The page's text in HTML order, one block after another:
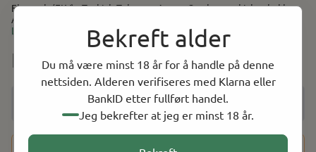
Bekreft alder
Du må være minst 18 år for å handle på denne
nettsiden. Alderen verifiseres med Klarna eller
BankID etter fullført handel.
Jeg bekrefter at jeg er minst 18 år.
Flavorah (FLV) - Turkish Tobacco, Aroma Smak av tyrkisk tobakk.
Anbefalt i miks: 2-5% Baser (PG/VG) finner du her. Utstyr og
tilbehør til selvblanding finner du her.
Les mer
NOK 59.00
Dette produktet har en aldersbegrensning på 18 år. Etter at